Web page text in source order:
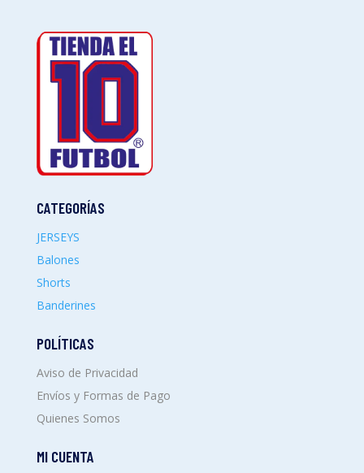
CATEGORÍAS
JERSEYS
Balones
Shorts
Banderines
POLÍTICAS
Aviso de Privacidad
Envíos y Formas de Pago
Quienes Somos
MI CUENTA